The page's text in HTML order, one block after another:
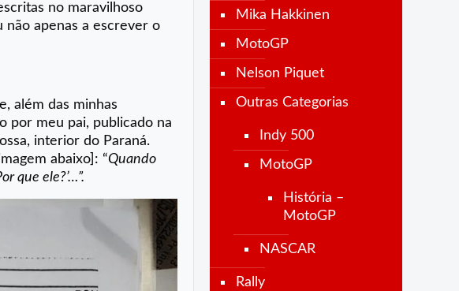
no maravilhoso
apenas a escrever o
além das minhas
por meu pai, publicado na
interior do Paraná.
abaixo]: “Quando
que ele?’…”.
Mika Hakkinen
MotoGP
Nelson Piquet
Outras Categorias
Indy 500
MotoGP
História –
MotoGP
NASCAR
Rally